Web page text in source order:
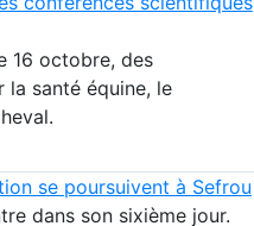
16 octobre, des
santé équine, le
se poursuivent à Sefrou
dans son sixième jour.